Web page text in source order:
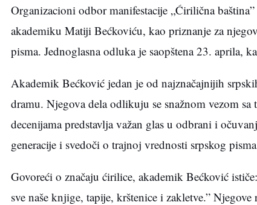
Organizacioni odbor manifestacije „Ćirilična
akademiku Matiji Bećkoviću, kao priznanje za
pisma. Jednoglasna odluka je saopštena 23. aprila,
Akademik Bećković jedan je od najznačajnijih
dramu. Njegova dela odlikuju se snažnom vezom
decenijama predstavlja važan glas u odbrani i
generacije i svedoči o trajnoj vrednosti srpskog
Govoreći o značaju ćirilice, akademik Bećković
sve naše knjige, tapije, krštenice i zakletve.”